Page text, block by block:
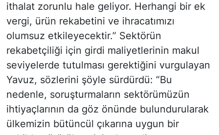
ithalat zorunlu hale geliyor. Herhangi bir ek
vergi, ürün rekabetini ve ihracatımızı
olumsuz etkileyecektir.” Sektörün
rekabetçiliği için girdi maliyetlerinin makul
seviyelerde tutulması gerektiğini vurgulayan
Yavuz, sözlerini şöyle sürdürdü: “Bu
nedenle, soruşturmaların sektörümüzün
ihtiyaçlarının da göz önünde bulundurularak
ülkemizin bütüncül çıkarına uygun bir